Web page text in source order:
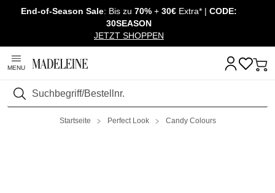
Überspringe Navigation, direkt zum Content
End-of-Season Sale: Bis zu 70% + 30€ Extra* | CODE:
30SEASON
JETZT SHOPPEN
MENU
Suchen
Startseite Perfect Look Candy Colours